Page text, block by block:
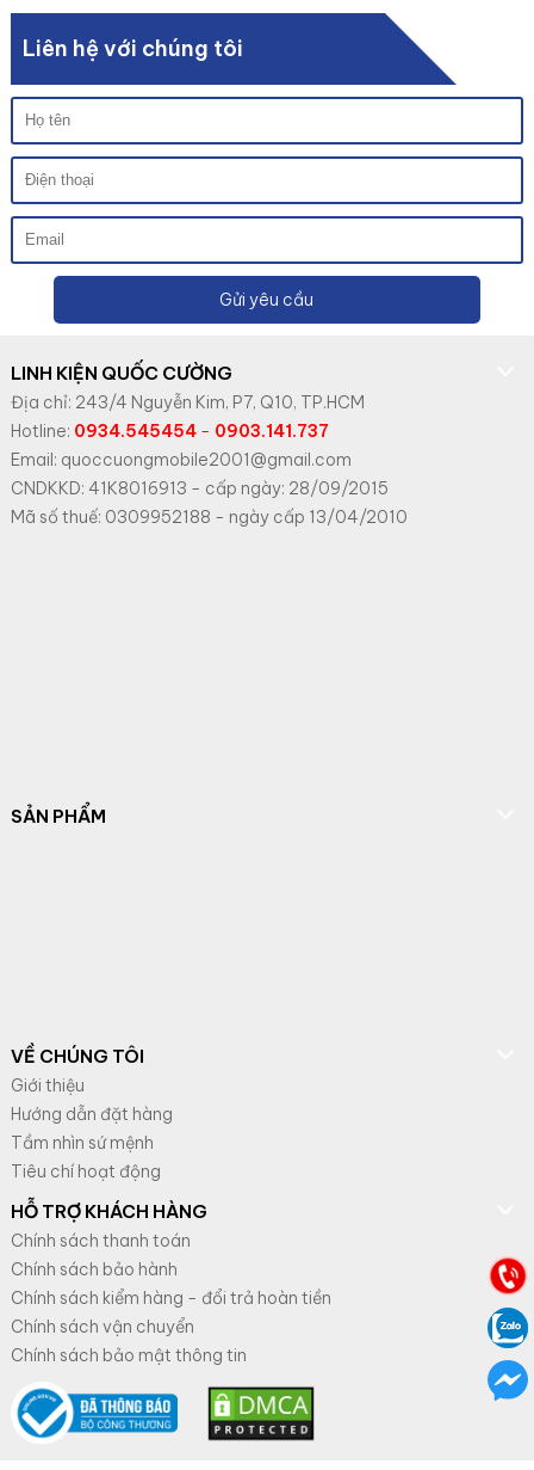
Liên hệ với chúng tôi
Gửi yêu cầu
LINH KIỆN QUỐC CƯỜNG
Địa chỉ: 243/4 Nguyễn Kim, P7, Q10, TP.HCM
Hotline: 0934.545454- 0903.141.737
Email: quoccuongmobile2001@gmail.com
CNDKKD: 41K8016913 - cấp ngày: 28/09/2015
Mã số thuế: 0309952188 - ngày cấp 13/04/2010
SẢN PHẨM
VỀ CHÚNG TÔI
Giới thiệu
Hướng dẫn đặt hàng
Tầm nhìn sứ mệnh
Tiêu chí hoạt động
HỖ TRỢ KHÁCH HÀNG
Chính sách thanh toán
Chính sách bảo hành
Chính sách kiểm hàng - đổi trả hoàn tiền
Chính sách vận chuyển
Chính sách bảo mật thông tin